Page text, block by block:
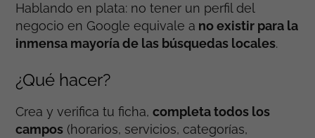
Hablando en plata: no tener un perfil del
negocio en Google equivale a no existir para la
inmensa mayoría de las búsquedas locales.
¿Qué hacer?
Crea y verifica tu ficha,completa todos los
campos (horarios, servicios, categorías,